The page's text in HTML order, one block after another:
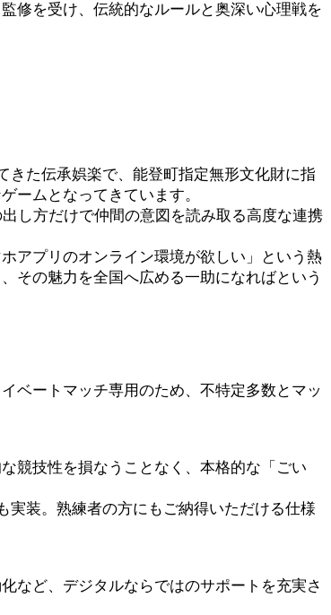
修を受け、伝統的なルールと奥深い心理戦を
きた伝承娯楽で、能登町指定無形文化財に指
ームとなってきています。
し方だけで仲間の意図を読み取る高度な連携
アプリのオンライン環境が欲しい」という熱
その魅力を全国へ広める一助になればという
ベートマッチ専用のため、不特定多数とマッ
競技性を損なうことなく、本格的な「ごい
実装。熟練者の方にもご納得いただける仕様
など、デジタルならではのサポートを充実さ